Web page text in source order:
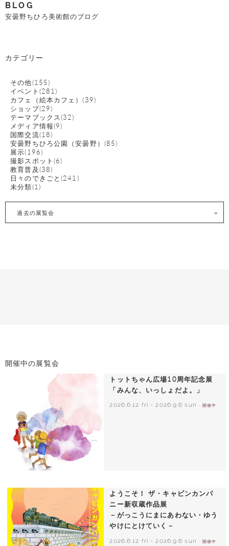
BLOG
安曇野ちひろ美術館のブログ
カテゴリー
その他(155)
イベント(281)
カフェ（絵本カフェ）(39)
ショップ(29)
テーマブックス(32)
メディア情報(9)
国際交流(18)
安曇野ちひろ公園（安曇野）(85)
展示(196)
撮影スポット(6)
教育普及(38)
日々のできごと(241)
未分類(1)
過去の展覧会
開催中の展覧会
トットちゃん広場10周年記念展
「みんな、いっしょだよ。」
2026.6.12 fri -2026.9.6 sun - 開催中
ようこそ！ ザ・キャビンカンパ
ニー新収蔵作品展
－がっこうにまにあわない・ゆう
やけにとけていく－
2026.6.12 fri - 2026.9.6 sun - 開催中